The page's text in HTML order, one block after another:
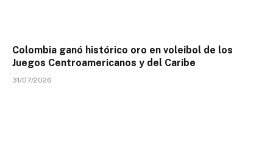
Colombia ganó histórico oro en voleibol de los
Juegos Centroamericanos y del Caribe
31/07/2026